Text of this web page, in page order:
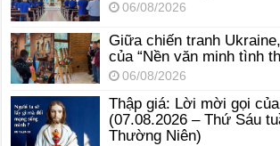
06/08/2026
Giữa chiến tranh
của “Nền văn minh tình
06/08/2026
Thập giá: Lời mời gọi
(07.08.2026 – Thứ Sáu
Thường Niên)